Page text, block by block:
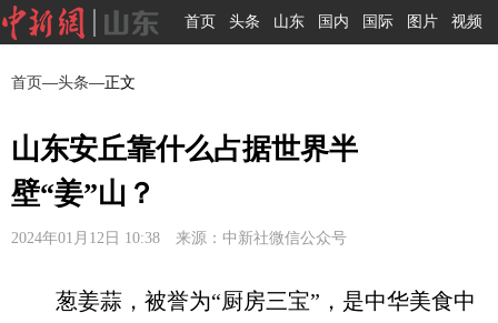
首页 头条 山东 国内 国际 图片 视频
首页—头条—正文
山东安丘靠什么占据世界半
壁“姜”山？
2024年01月12日 10:38 来源：中新社微信公众号
葱姜蒜，被誉为“厨房三宝”，是中华美食中